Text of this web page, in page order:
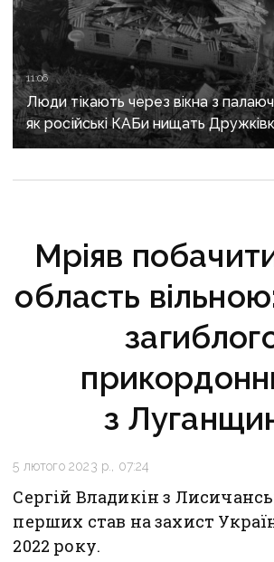
11:06
Люди тікають через вікна з
як російські КАБи нищать
Мріяв
область вільною:
з
5 лютого 2023 р., 07:24
Сергій Владикін з
перших став на захист
2022 року.